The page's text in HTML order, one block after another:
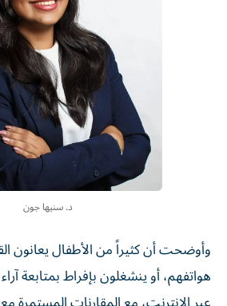
د. سنيها جون
وأوضحت أن كثيراً من الأطفال يعانون
هواتفهم، أو ينشغلون بإفراط بمتابعة